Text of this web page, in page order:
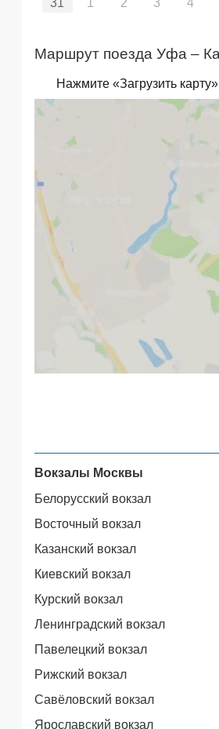
31
1 2 3 4
Маршрут поезда Уфа –
Нажмите «Загрузить
Вокзалы Москвы
Белорусский вокзал
Восточный вокзал
Казанский вокзал
Киевский вокзал
Курский вокзал
Ленинградский вокзал
Павелецкий вокзал
Рижский вокзал
Савёловский вокзал
Ярославский вокзал